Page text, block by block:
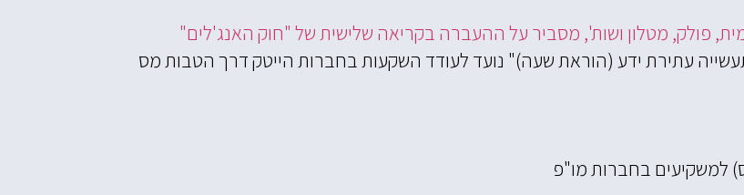
פולק, מטלון ושות', מסביר על ההעברה בקריאה שלישית של "חוק האנג'לים"
תעשייה עתירת ידע (הוראת שעה)" נועד לעודד השקעות בחברות הייטק דרך הטבות מס
למשקיעים בחברות מו"פ